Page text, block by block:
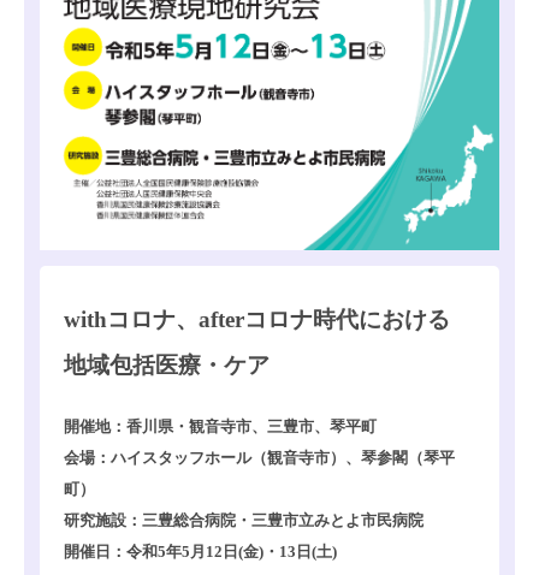
withコロナ、afterコロナ時代における
地域包括医療・ケア
開催地：香川県・観音寺市、三豊市、琴平町
会場：ハイスタッフホール（観音寺市）、琴参閣（琴平
町）
研究施設：三豊総合病院・三豊市立みとよ市民病院
開催日：令和5年5月12日(金)・13日(土)